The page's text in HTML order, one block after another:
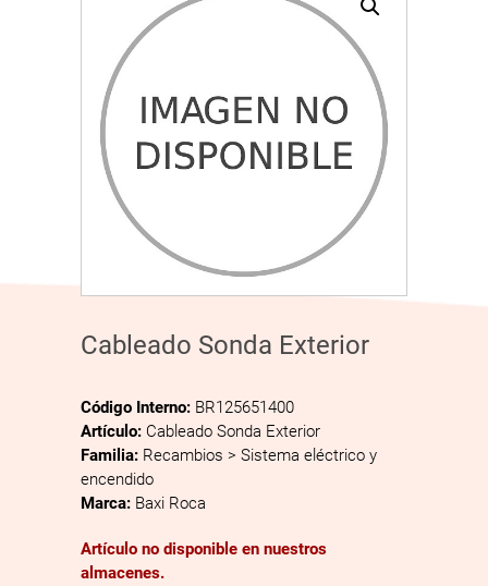
Cableado Sonda Exterior
Código Interno: BR125651400
Artículo: Cableado Sonda Exterior
Familia: Recambios > Sistema eléctrico y
encendido
Marca: Baxi Roca
Artículo no disponible en nuestros
almacenes.